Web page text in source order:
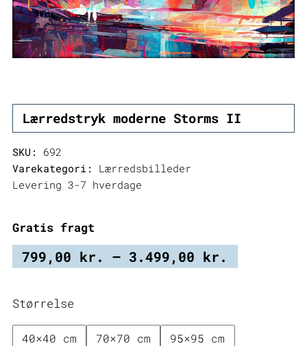
Lærredstryk moderne Storms II
SKU:
692
Varekategori:
Lærredsbilleder
Levering 3-7 hverdage
Gratis fragt
799,00 kr. – 3.499,00 kr.
799,00
Størrelse
40×40 cm 70×70 cm 95×95 cm